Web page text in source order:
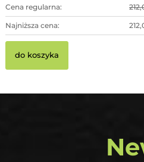
Cena regularna:
Najniższa cena:
do koszyka